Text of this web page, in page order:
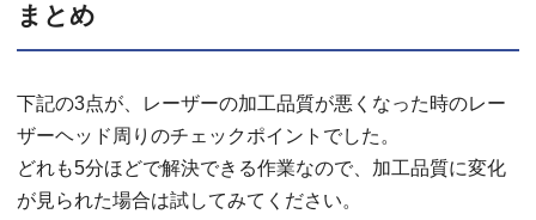
まとめ
下記の3点が、レーザーの加工品質が悪くなった時のレー
ザーヘッド周りのチェックポイントでした。
どれも5分ほどで解決できる作業なので、加工品質に変化
が見られた場合は試してみてください。